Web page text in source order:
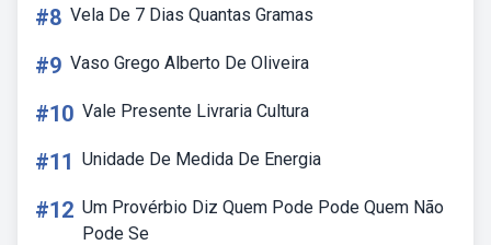
#8 Vela De 7 Dias Quantas Gramas
#9 Vaso Grego Alberto De Oliveira
#10 Vale Presente Livraria Cultura
#11 Unidade De Medida De Energia
#12 Um Provérbio Diz Quem Pode Pode Quem Não
Pode Se